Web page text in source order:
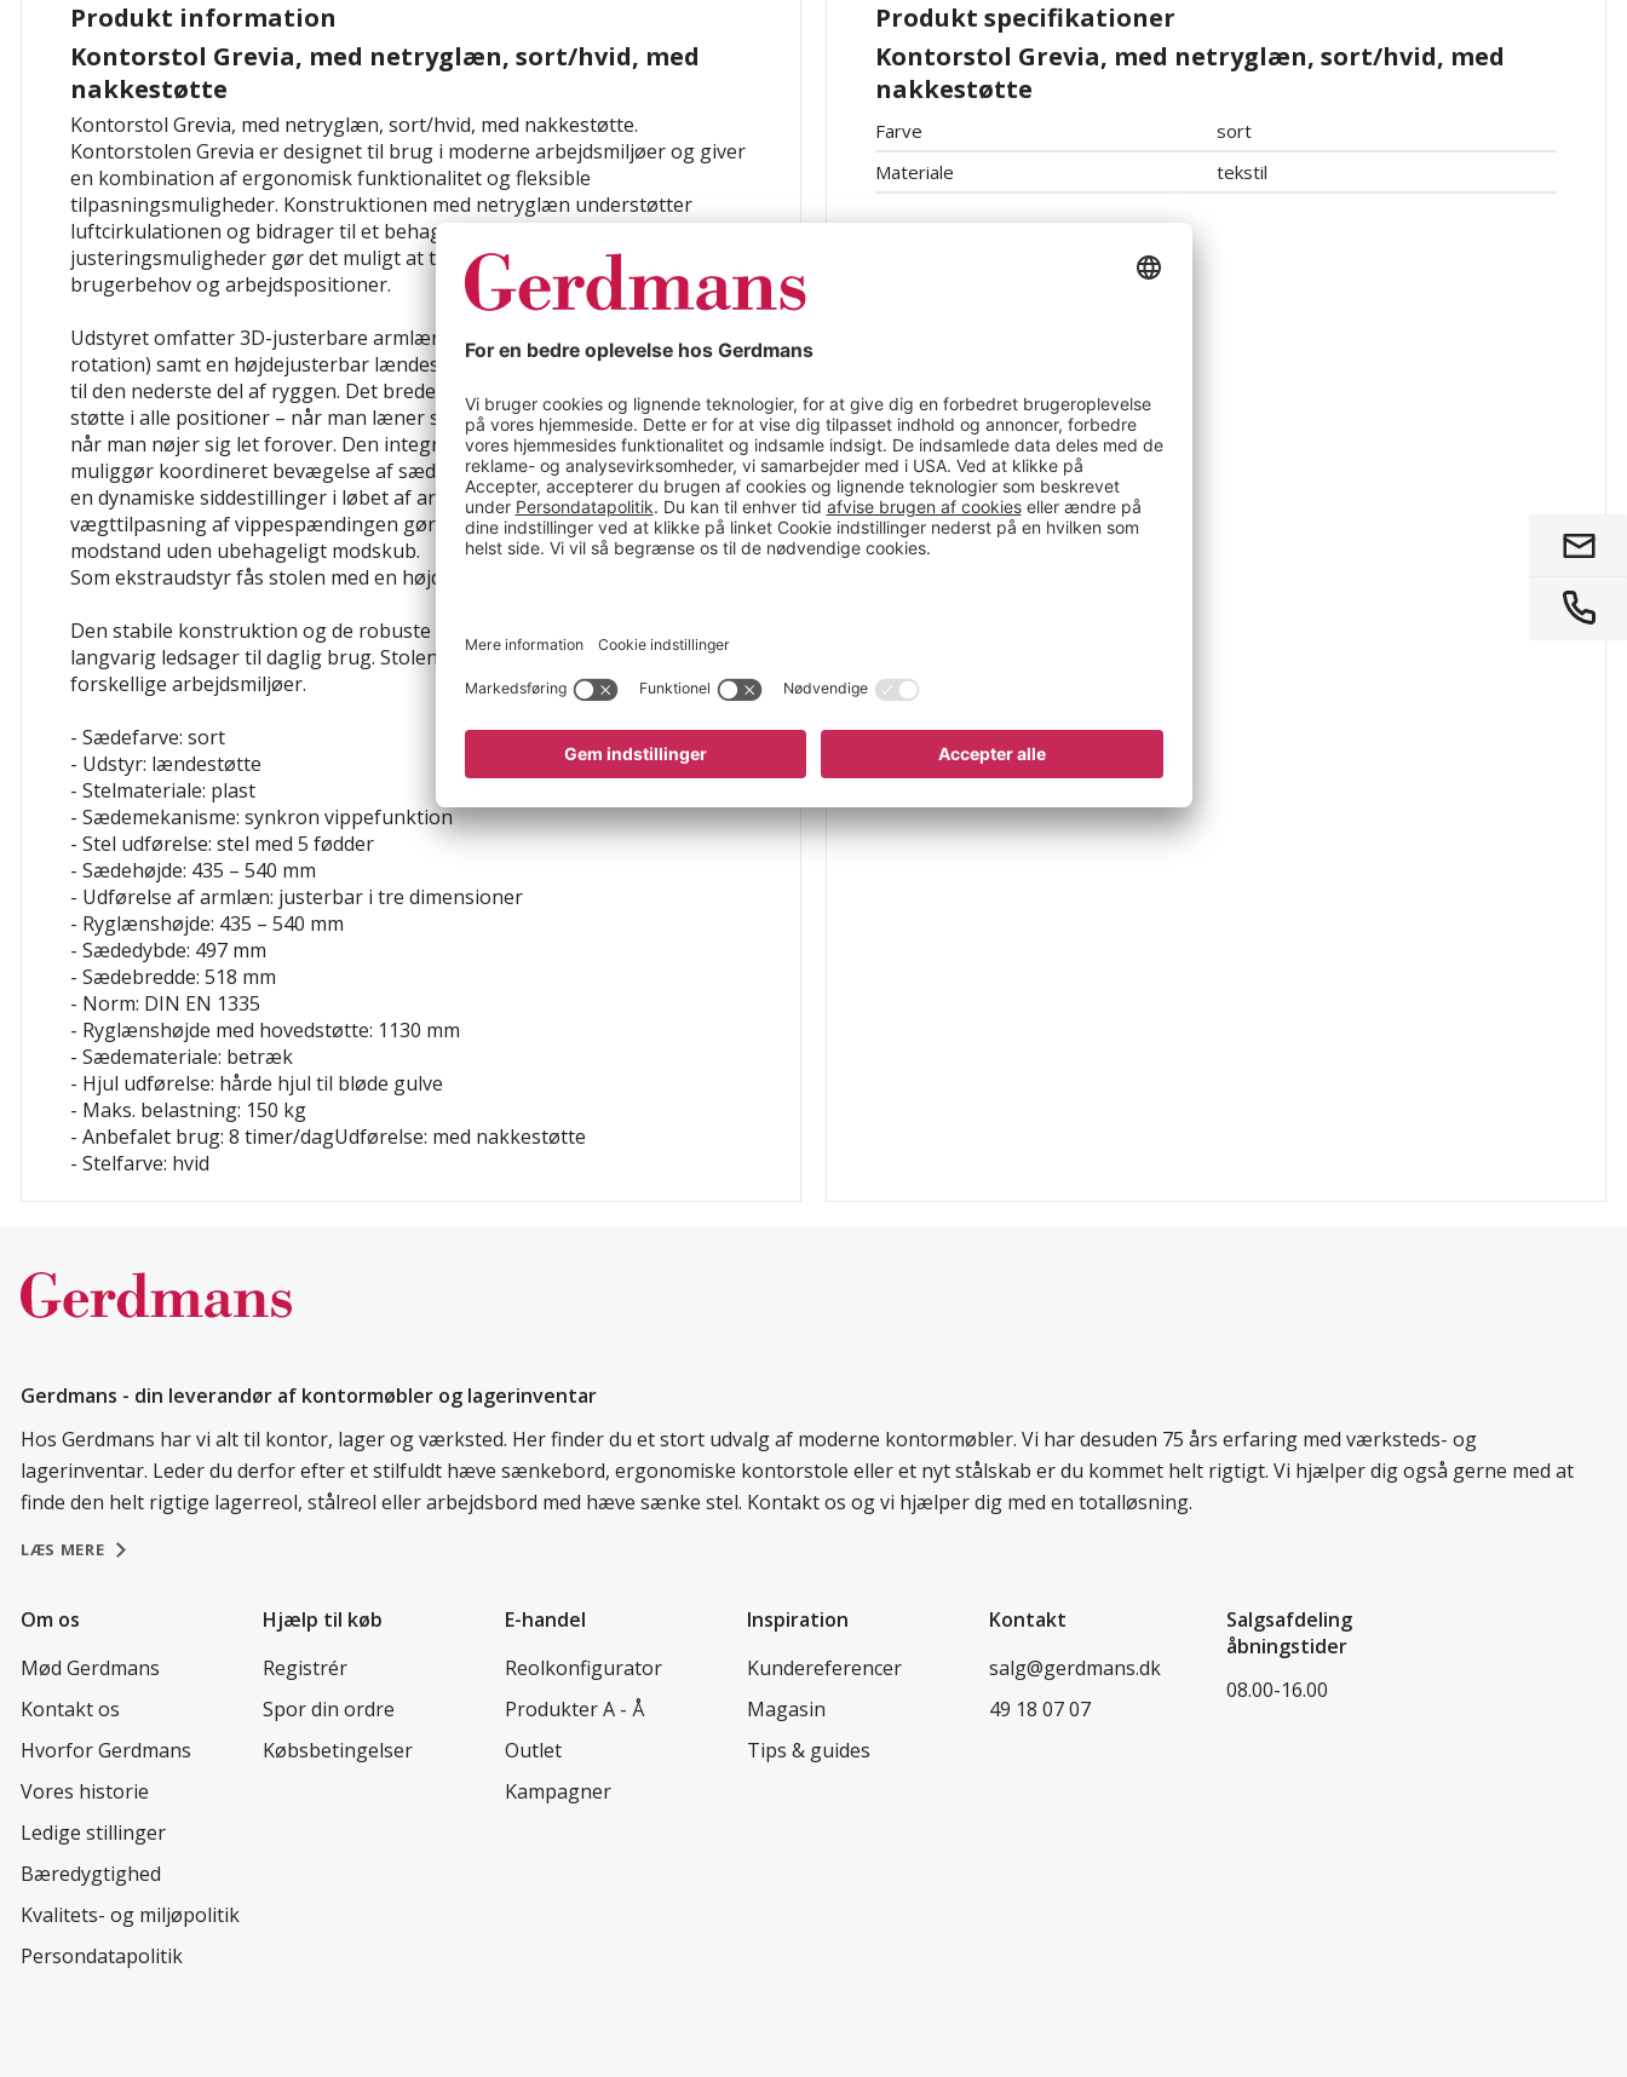
Produkt information
Kontorstol Grevia, med netryglæn, sort/hvid, med
nakkestøtte
Kontorstol Grevia, med netryglæn, sort/hvid, med nakkestøtte.
Kontorstolen Grevia er designet til brug i moderne arbejdsmiljøer og giver
en kombination af ergonomisk funktionalitet og fleksible
tilpasningsmuligheder. Konstruktionen med netryglæn understøtter
luftcirkulationen og bidrager til et behageligt siddeklima. De forskellige
justeringsmuligheder gør det muligt at tilpasse stolen til forskellige
brugerbehov og arbejdspositioner.
Udstyret omfatter 3D-justerbare armlæn (justerbare i højde, dybde og
rotation) samt en højdejusterbar lændestøtte, der giver en målrettet støtte
til den nederste del af ryggen. Det brede ryglæn giver en omfattende
støtte i alle positioner – når man læner sig tilbage, sidder oprejst og endda
når man nøjer sig let forover. Den integrerede synkronmekanisme
muliggør koordineret bevægelse af sæde og ryglæn, hvilket understøtter
en dynamiske siddestillinger i løbet af arbejdsdagen. Den automatiske
vægttilpasning af vippespændingen gør, at stolen altid giver den rette
modstand uden ubehageligt modskub.
Som ekstraudstyr fås stolen med en højdejusterbar nakkestøtte.
Den stabile konstruktion og de robuste materialer gør Grevia til en
langvarig ledsager til daglig brug. Stolen er velegnet til en bred vifte af
forskellige arbejdsmiljøer.
- Sædefarve: sort
- Udstyr: lændestøtte
- Stelmateriale: plast
- Sædemekanisme: synkron vippefunktion
- Stel udførelse: stel med 5 fødder
- Sædehøjde: 435 – 540 mm
- Udførelse af armlæn: justerbar i tre dimensioner
- Ryglænshøjde: 435 – 540 mm
- Sædedybde: 497 mm
- Sædebredde: 518 mm
- Norm: DIN EN 1335
- Ryglænshøjde med hovedstøtte: 1130 mm
- Sædemateriale: betræk
- Hjul udførelse: hårde hjul til bløde gulve
- Maks. belastning: 150 kg
- Anbefalet brug: 8 timer/dagUdførelse: med nakkestøtte
- Stelfarve: hvid
Produkt specifikationer
Kontorstol Grevia, med netryglæn, sort/hvid, med
nakkestøtte
Farve
sort
Materiale
tekstil
Gerdmans - din leverandør af kontormøbler og lagerinventar
Hos Gerdmans har vi alt til kontor, lager og værksted. Her finder du et stort udvalg af moderne kontormøbler. Vi har desuden 75 års erfaring med værksteds- og
lagerinventar. Leder du derfor efter et stilfuldt hæve sænkebord, ergonomiske kontorstole eller et nyt stålskab er du kommet helt rigtigt. Vi hjælper dig også gerne med at
finde den helt rigtige lagerreol, stålreol eller arbejdsbord med hæve sænke stel. Kontakt os og vi hjælper dig med en totalløsning.
LÆS MERE
Om os
Mød Gerdmans
Kontakt os
Hvorfor Gerdmans
Vores historie
Ledige stillinger
Bæredygtighed
Kvalitets- og miljøpolitik
Persondatapolitik
Hjælp til køb
Registrér
Spor din ordre
Købsbetingelser
E-handel
Reolkonfigurator
Produkter A - Å
Outlet
Kampagner
Inspiration
Kundereferencer
Magasin
Tips & guides
Kontakt
salg@gerdmans.dk
49 18 07 07
Salgsafdeling
åbningstider
08.00-16.00